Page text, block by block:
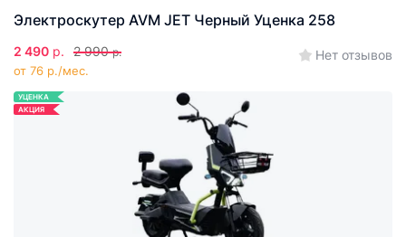
Электроскутер AVM JET Черный Уценка 258
2 490 р. 2 990 р.
от 76 р./мес.
Нет отзывов
УЦЕНКА
АКЦИЯ